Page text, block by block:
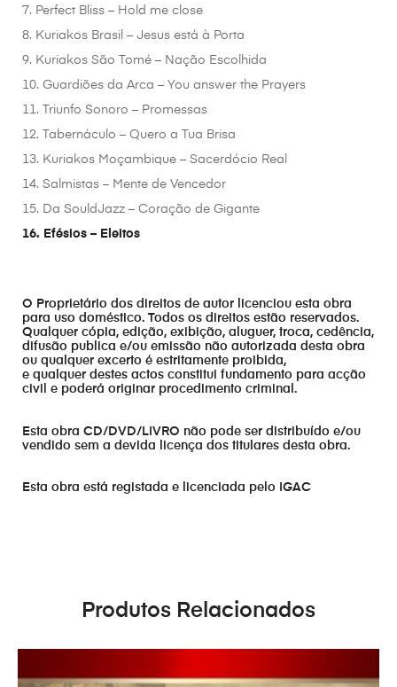
7. Perfect Bliss – Hold me close
8. Kuriakos Brasil – Jesus está à Porta
9. Kuriakos São Tomé – Nação Escolhida
10. Guardiões da Arca – You answer the Prayers
11. Triunfo Sonoro – Promessas
12. Tabernáculo – Quero a Tua Brisa
13. Kuriakos Moçambique – Sacerdócio Real
14. Salmistas – Mente de Vencedor
15. Da SouldJazz – Coração de Gigante
16. Efésios – Eleitos
O Proprietário dos direitos de autor licenciou esta obra
para uso doméstico. Todos os direitos estão reservados.
Qualquer cópia, edição, exibição, aluguer, troca, cedência,
difusão publica e/ou emissão não autorizada desta obra
ou qualquer excerto é estritamente proibida,
e qualquer destes actos constitui fundamento para acção
civil e poderá originar procedimento criminal.
Esta obra CD/DVD/LIVRO não pode ser distribuído e/ou
vendido sem a devida licença dos titulares desta obra.
Esta obra está registada e licenciada pelo IGAC
Produtos Relacionados